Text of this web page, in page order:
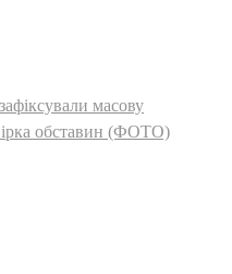
масову
обставин (ФОТО)